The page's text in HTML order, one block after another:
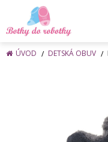
ÚVOD DETSKÁ OBUV